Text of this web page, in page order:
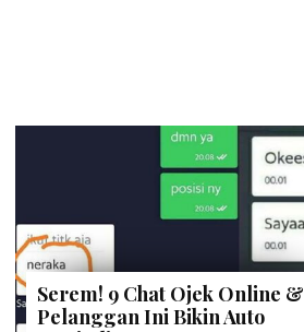
Serem! 9 Chat Ojek Online &
Pelanggan Ini Bikin Auto